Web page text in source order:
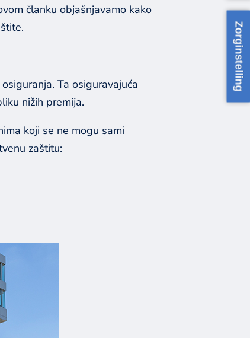
Zorginstelling
članku objašnjavamo kako
Ta osiguravajuća
nižih premija.
koji se ne mogu sami
zaštitu: